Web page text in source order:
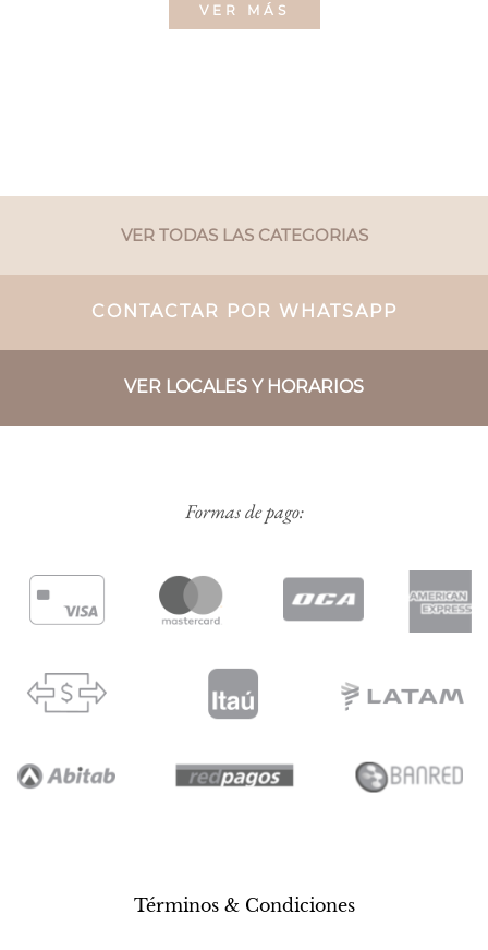
VER MÁS
VER TODAS LAS CATEGORIAS
CONTACTAR POR WHATSAPP
VER LOCALES Y HORARIOS
Formas de pago:
Términos & Condiciones